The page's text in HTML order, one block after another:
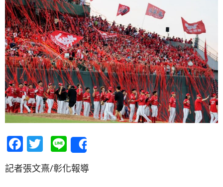
Facebook
Twitter
Line
記者張文熹/彰化報導